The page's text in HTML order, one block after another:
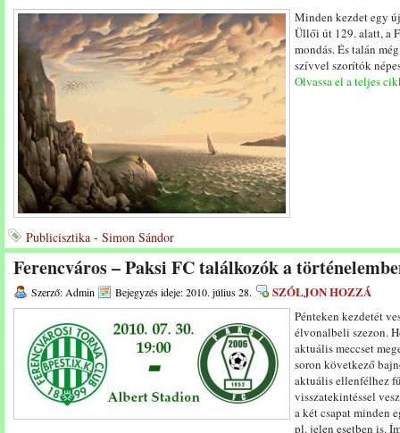
Minden kezdet egy
Üllői út 129. alatt, a
mondás. És talán
szívvel szorítók
Olvassa el a teljes
Publicisztika - Simon Sándor
Ferencváros – Paksi FC találkozók a
Szerző: Admin Bejegyzés ideje: 2010. július 28. SZÓLJON HOZZÁ
Pénteken kezdetét
élvonalbeli szezon.
aktuális meccset
soron következő
aktuális ellenfélhez
visszatekintéssel
a két csapat minden
pl. jelen esetben is.